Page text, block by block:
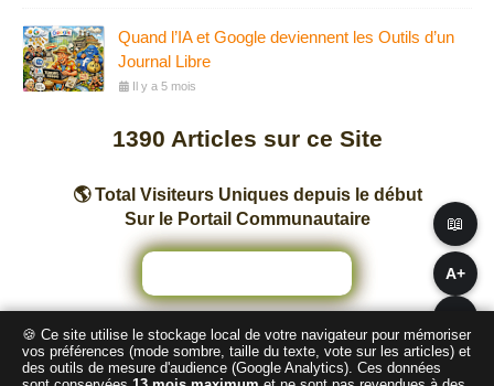
A+
📖
Quand l’IA et Google deviennent les Outils d’un
Journal Libre
Il y a 5 mois
1390 Articles sur ce Site
🌎 Total Visiteurs Uniques depuis le début
Sur le Portail Communautaire
Nombre total de pages vues sur ce Site
🍪 Ce site utilise le stockage local de votre navigateur pour mémoriser
vos préférences (mode sombre, taille du texte, vote sur les articles) et
des outils de mesure d'audience (Google Analytics). Ces données